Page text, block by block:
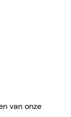
van onze